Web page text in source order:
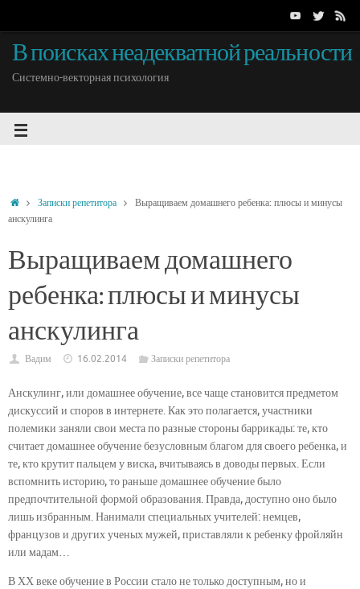
В поисках неадекватной реальности
Системно-векторная психология
Записки репетитора
Выращиваем домашнего ребенка: плюсы и минусы
анскулинга
Выращиваем домашнего
ребенка: плюсы и минусы
анскулинга
Вадим 16.02.2014 Записки репетитора
Анскулинг, или домашнее обучение, все чаще становится предметом
дискуссий и споров в интернете. Как это полагается, участники
полемики заняли свои места по разные стороны баррикады: те, кто
считает домашнее обучение безусловным благом для своего ребенка, и
те, кто крутит пальцем у виска, вчитываясь в доводы первых. Если
вспомнить историю, то раньше домашнее обучение было
предпочтительной формой образования. Правда, доступно оно было
лишь избранным. Нанимали специальных учителей: немцев,
французов и других ученых мужей, приставляли к ребенку фройляйн
или мадам…
В ХХ веке обучение в России стало не только доступным, но и